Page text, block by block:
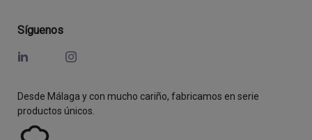
Síguenos
Desde Málaga y con mucho cariño, fabricamos en serie
productos únicos.